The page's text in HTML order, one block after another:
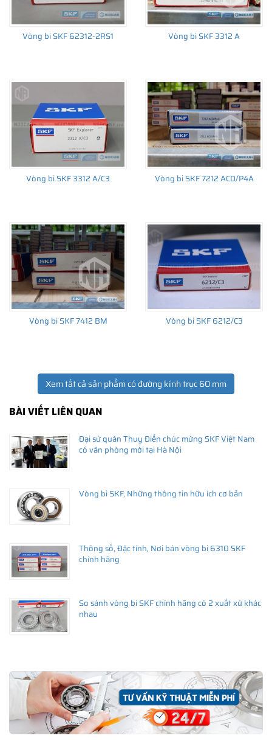
Vòng bi SKF chính hãng, Những lưu ý cơ bản trước khi mua hàng
Xuất xứ vòng bi SKF chính hãng ở đâu?
• Chất lượng vòng bi SKF chính hãng
Vòng bi SKF 62312-2RS1 Vòng bi SKF 3312 A
Vòng bi SKF 3312 A/C3 Vòng bi SKF 7212 ACD/P4A
Vòng bi SKF 7412 BM Vòng bi SKF 6212/C3
Xem tất cả sản phẩm có đường kính trục 60 mm
BÀI VIẾT LIÊN QUAN
Đại sứ quán Thuỵ Điển chúc mừng SKF Việt Nam
có văn phòng mới tại Hà Nội
Vòng bi SKF, Những thông tin hữu ích cơ bản
Thông số, Đặc tính, Nơi bán vòng bi 6310 SKF
chính hãng
So sánh vòng bi SKF chính hãng có 2 xuất xứ khác
nhau